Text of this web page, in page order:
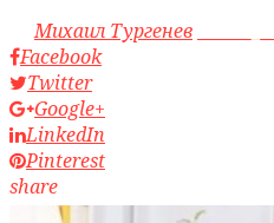
byМихаил Тургенев
Facebook
Twitter
Google+
LinkedIn
Pinterest
share